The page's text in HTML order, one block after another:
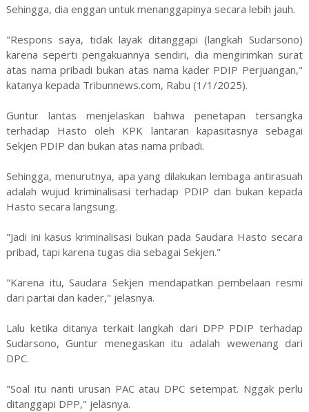
Sehingga, dia enggan untuk menanggapinya secara lebih jauh.
"Respons saya, tidak layak ditanggapi (langkah Sudarsono)
karena seperti pengakuannya sendiri, dia mengirimkan surat
atas nama pribadi bukan atas nama kader PDIP Perjuangan,"
katanya kepada Tribunnews.com, Rabu (1/1/2025).
Guntur lantas menjelaskan bahwa penetapan tersangka
terhadap Hasto oleh KPK lantaran kapasitasnya sebagai
Sekjen PDIP dan bukan atas nama pribadi.
Sehingga, menurutnya, apa yang dilakukan lembaga antirasuah
adalah wujud kriminalisasi terhadap PDIP dan bukan kepada
Hasto secara langsung.
"Jadi ini kasus kriminalisasi bukan pada Saudara Hasto secara
pribad, tapi karena tugas dia sebagai Sekjen."
"Karena itu, Saudara Sekjen mendapatkan pembelaan resmi
dari partai dan kader," jelasnya.
Lalu ketika ditanya terkait langkah dari DPP PDIP terhadap
Sudarsono, Guntur menegaskan itu adalah wewenang dari
DPC.
"Soal itu nanti urusan PAC atau DPC setempat. Nggak perlu
ditanggapi DPP," jelasnya.